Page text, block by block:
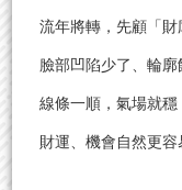
流年將轉，先顧「財
臉部凹陷少了、輪廓
線條一順，氣場就穩
財運、機會自然更容